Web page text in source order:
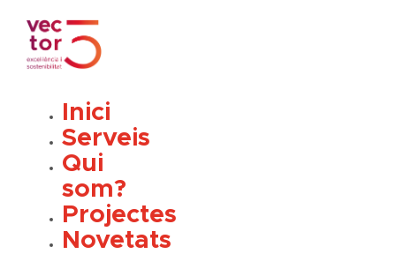
contingut
Inici
Serveis
Qui
som?
Projectes
Novetats